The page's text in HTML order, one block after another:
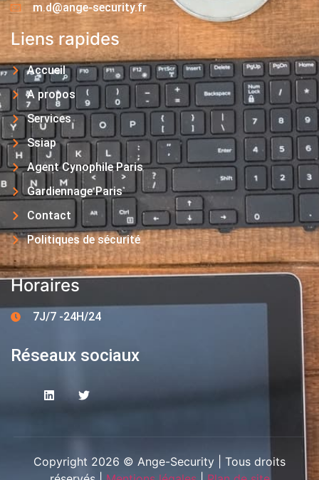
m.d@ange-security.fr
Liens rapides
Accueil
A propos
Services
Ssiap
Agent Cynophile Paris
Gardiennage Paris
Contact
Politiques de sécurité
Horaires
7J/7 -24H/24
Réseaux sociaux
Copyright 2026 © Ange-Security | Tous droits